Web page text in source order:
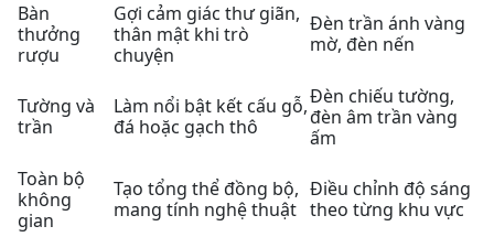
Bàn
thưởng
rượu
Gợi cảm giác thư giãn,
thân mật khi trò
chuyện
Đèn trần ánh vàng
mờ, đèn nến
Tường và
trần
Làm nổi bật kết cấu gỗ,
đá hoặc gạch thô
Đèn chiếu tường,
đèn âm trần vàng
ấm
Toàn bộ
không
gian
Tạo tổng thể đồng bộ,
mang tính nghệ thuật
Điều chỉnh độ sáng
theo từng khu vực